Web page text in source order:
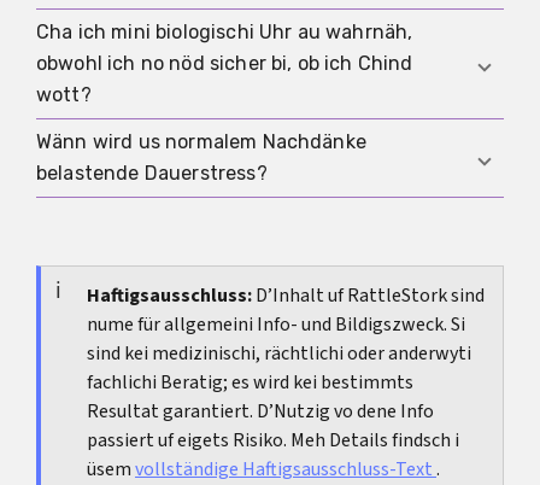
automatisch, dass es bi dir glych lauft, cha aber
d Schwelle senke, früe Beratig oder Abklärig z
nutze.
Wenn du vor allem konkreti Frage zu Alter, Wert,
Zytfänschter und Optione hesch, fehlt oft
zerscht medizinischi Orientierig. Wenn du trotz
Information im Chreis denksch oder ständigi
Angscht spürsch, isch emotionali Begleitig
meistens genau so wichtig.
Cha ich mini biologischi Uhr au wahrnäh,
obwohl ich no nöd sicher bi, ob ich Chind
wott?
Ja, das passiert oft. Mängisch isch dr Zytdruck
scho da, bevor dr Kinderwunsch ganz eindeutig
Wänn wird us normalem Nachdänke
belastende Dauerstress?
dim Chopf isch, Beziehung belastet, Schlaf oder
Konzentration stört oder wichtigi Entscheide
nume no unter Angscht betrachtet wärded.
Denn hilft meistens en konkrete nöchschte
Schritt oder Begleitig vo usse.
Haftigsausschluss:D’Inhalt uf RattleStork sind
nume für allgemeini Info- und Bildigszweck. Si
sind kei medizinischi, rächtlichi oder anderwyti
fachlichi Beratig; es wird kei bestimmts
Resultat garantiert. D’Nutzig vo dene Info
passiert uf eigets Risiko. Meh Details findsch i
üsemvollständige Haftigsausschluss-Text.